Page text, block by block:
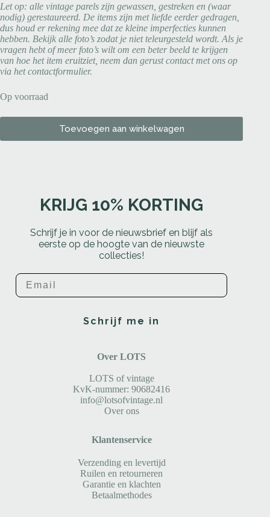
Let op: alle vintage parels zijn gewassen, gestreken en (waar
nodig) gerestaureerd. De items zijn met liefde eerder gedragen,
dus houd er rekening mee dat ze kleine imperfecties kunnen
hebben. Bekijk alle foto’s zodat je niet teleurgesteld wordt. Als je
vragen hebt of meer foto’s wilt om een beter beeld te krijgen
van hoe het item eruitziet, neem dan gerust contact met ons op
via het contactformulier.
Op voorraad
Toevoegen aan winkelwagen
KRIJG 10% KORTING
Schrijf je in voor de nieuwsbrief en blijf als
eerste op de hoogte van de nieuwste
collecties!
Email
Schrijf me in
Over LOTS
LOTS of vintage
KvK-nummer: 90682416
info@lotsofvintage.nl
Over ons
Klantenservice
Verzending en levertijd
Ruilen en retourneren
Garantie en klachten
Betaalmethodes